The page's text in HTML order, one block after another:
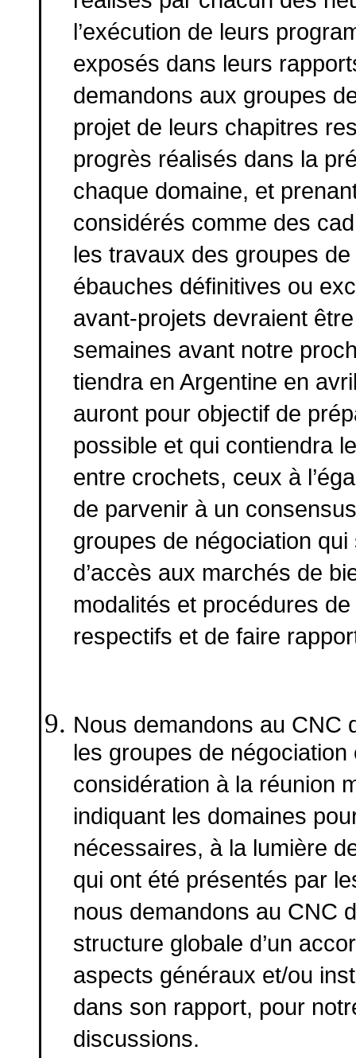
l’exécution de leurs
exposés dans leurs
demandons aux groupes
projet de leurs chapitres
progrès réalisés dans la
chaque domaine, et
considérés comme des
les travaux des groupes
ébauches définitives ou
avant-projets devraient
semaines avant notre
tiendra en Argentine en
auront pour objectif de
possible et qui contiendra
entre crochets, ceux à
de parvenir à un
groupes de négociation
d’accès aux marchés de
modalités et procédures
respectifs et de faire
Nous demandons au CNC
les groupes de
considération à la réunion
indiquant les domaines
nécessaires, à la lumière
qui ont été présentés par
nous demandons au CNC
structure globale d’un
aspects généraux et/ou
dans son rapport, pour
discussions.